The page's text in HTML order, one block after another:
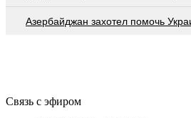
Азербайджан захотел помочь
Связь с эфиром